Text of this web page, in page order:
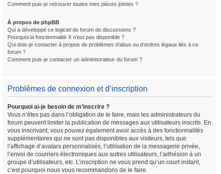
Comment puis-je retrouver toutes mes pièces jointes ?
À propos de phpBB
Qui a développé ce logiciel de forum de discussions ?
Pourquoi la fonctionnalité X n’est pas disponible ?
Qui dois-je contacter à propos de problèmes d’abus ou d’ordres légaux liés à ce
forum ?
Comment puis-je contacter un administrateur du forum ?
Problèmes de connexion et d’inscription
Pourquoi ai-je besoin de m’inscrire ?
Vous n’êtes pas dans l’obligation de le faire, mais les administrateurs du
forum peuvent limiter la publication de messages aux utilisateurs inscrits. En
vous inscrivant, vous pouvez également avoir accès à des fonctionnalités
supplémentaires qui ne sont pas disponibles aux visiteurs, tels que
l’affichage d’avatars personnalisés, l’utilisation de la messagerie privée,
l’envoi de courriers électroniques aux autres utilisateurs, l’adhésion à un
groupe d’utilisateurs, etc. L’inscription ne vous prend qu’un court instant,
c’est pourquoi nous vous recommandons de le faire.